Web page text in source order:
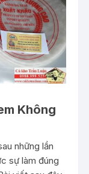
Không
những lần
sự làm đúng